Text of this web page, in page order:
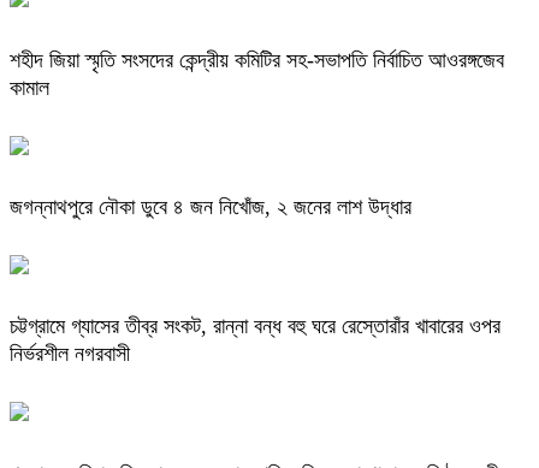
শহীদ জিয়া স্মৃতি সংসদের কেন্দ্রীয় কমিটির সহ-সভাপতি নির্বাচিত আওরঙ্গজেব
কামাল
জগন্নাথপুরে নৌকা ডুবে ৪ জন নিখোঁজ, ২ জনের লাশ উদ্ধার
চট্টগ্রামে গ্যাসের তীব্র সংকট, রান্না বন্ধ বহু ঘরে রেস্তোরাঁর খাবারের ওপর
নির্ভরশীল নগরবাসী